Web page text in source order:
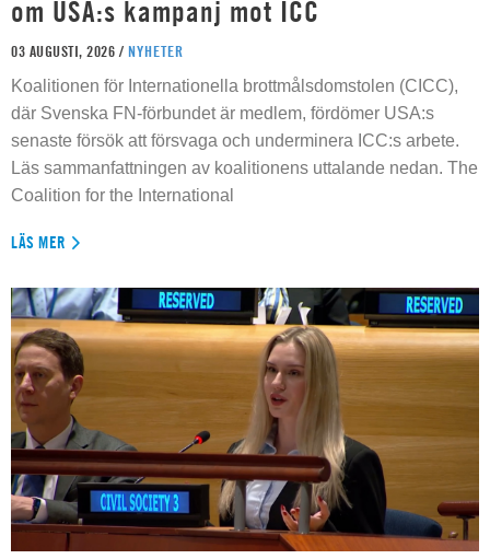
om USA:s kampanj mot ICC
03 AUGUSTI, 2026 / NYHETER
Koalitionen för Internationella brottmålsdomstolen (CICC),
där Svenska FN-förbundet är medlem, fördömer USA:s
senaste försök att försvaga och underminera ICC:s arbete.
Läs sammanfattningen av koalitionens uttalande nedan. The
Coalition for the International
LÄS MER